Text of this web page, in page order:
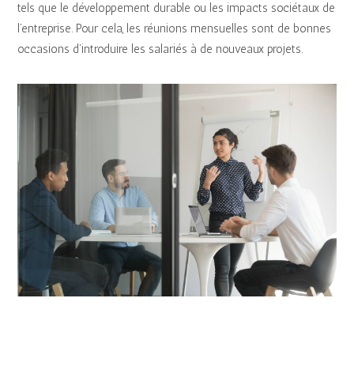
tels que le développement durable ou les impacts sociétaux de
l’entreprise. Pour cela, les réunions mensuelles sont de bonnes
occasions d’introduire les salariés à de nouveaux projets.